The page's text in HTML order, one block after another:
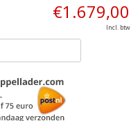
€1.679,00
Incl. btw